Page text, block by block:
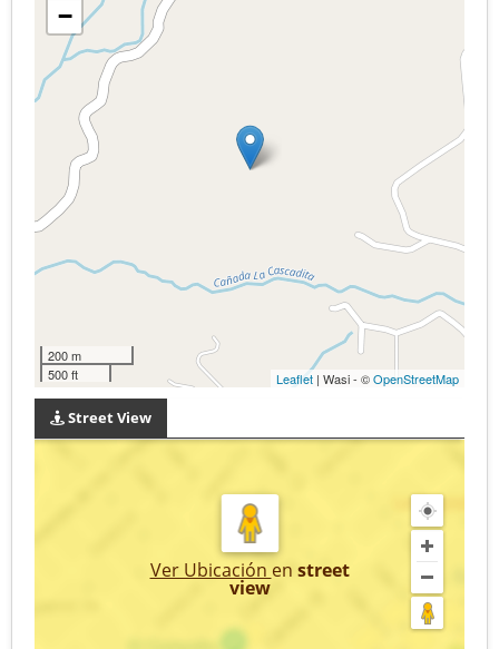
−
200 m
500 ft
Leaflet | Wasi - ©OpenStreetMap
Street View
Ver Ubicación en street
view